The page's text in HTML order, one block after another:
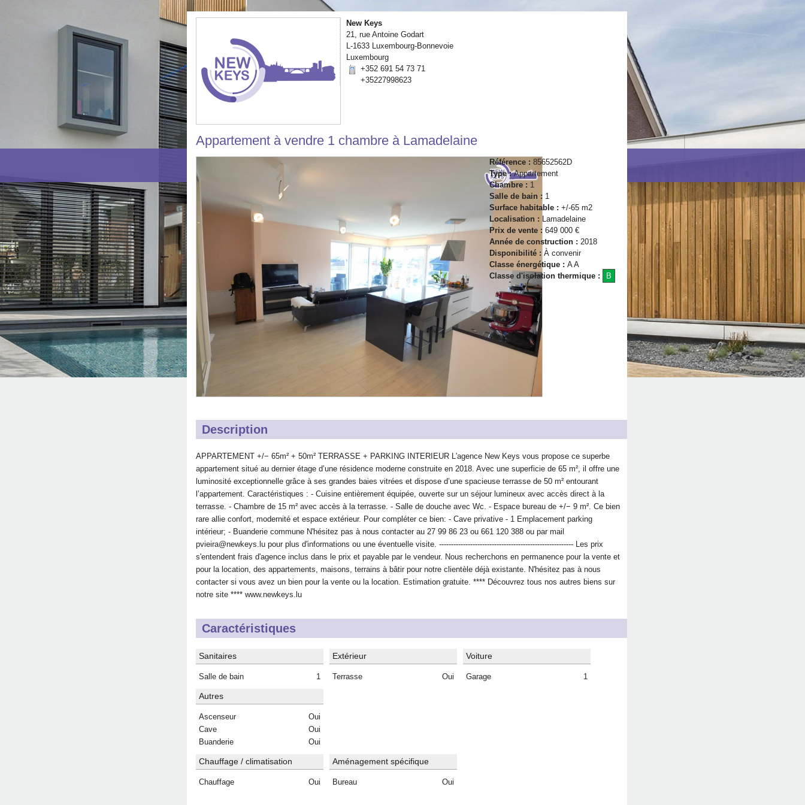
New Keys
21, rue Antoine Godart
L-1633 Luxembourg-Bonnevoie
Luxembourg
+352 691 54 73 71
+35227998623
Appartement à vendre 1 chambre à Lamadelaine
Référence : 85652562D
Type :Appartement
Chambre : 1
Salle de bain : 1
Surface habitable : +/-65 m2
Localisation : Lamadelaine
Prix de vente : 649 000 €
Année de construction : 2018
Disponibilité : À convenir
Classe énergétique : A A
Classe d'isolation thermique :
B
Description
APPARTEMENT +/− 65m² + 50m² TERRASSE + PARKING INTERIEUR L'agence New Keys vous propose ce superbe
appartement situé au dernier étage d’une résidence moderne construite en 2018. Avec une superficie de 65 m², il offre une
luminosité exceptionnelle grâce à ses grandes baies vitrées et dispose d’une spacieuse terrasse de 50 m² entourant
l’appartement. Caractéristiques : - Cuisine entièrement équipée, ouverte sur un séjour lumineux avec accès direct à la
terrasse. - Chambre de 15 m² avec accès à la terrasse. - Salle de douche avec Wc. - Espace bureau de +/− 9 m². Ce bien
rare allie confort, modernité et espace extérieur. Pour compléter ce bien: - Cave privative - 1 Emplacement parking
intérieur; - Buanderie commune N'hésitez pas à nous contacter au 27 99 86 23 ou 661 120 388 ou par mail
pvieira@newkeys.lu pour plus d'informations ou une éventuelle visite. -------------------------------------------------------- Les prix
s'entendent frais d'agence inclus dans le prix et payable par le vendeur. Nous recherchons en permanence pour la vente et
pour la location, des appartements, maisons, terrains à bâtir pour notre clientèle déjà existante. N'hésitez pas à nous
contacter si vous avez un bien pour la vente ou la location. Estimation gratuite. **** Découvrez tous nos autres biens sur
notre site **** www.newkeys.lu
Caractéristiques
Sanitaires
Salle de bain 1
Extérieur
Terrasse Oui
Voiture
Garage 1
Autres
Ascenseur
Oui
Cave
Oui
Buanderie
Oui
Chauffage / climatisation
Chauffage Oui
Aménagement spécifique
Bureau Oui